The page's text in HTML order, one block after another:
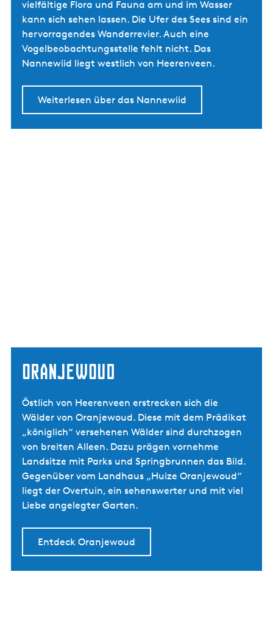
vielfältige Flora und Fauna am und im Wasser
kann sich sehen lassen. Die Ufer des Sees sind ein
hervorragendes Wanderrevier. Auch eine
Vogelbeobachtungsstelle fehlt nicht. Das
Nannewiid liegt westlich von Heerenveen.
Weiterlesen über das Nannewiid
Oranjewoud
Östlich von Heerenveen erstrecken sich die
Wälder von Oranjewoud. Diese mit dem Prädikat
„königlich“ versehenen Wälder sind durchzogen
von breiten Alleen. Dazu prägen vornehme
Landsitze mit Parks und Springbrunnen das Bild.
Gegenüber vom Landhaus „Huize Oranjewoud“
liegt der Overtuin, ein sehenswerter und mit viel
Liebe angelegter Garten.
Entdeck Oranjewoud